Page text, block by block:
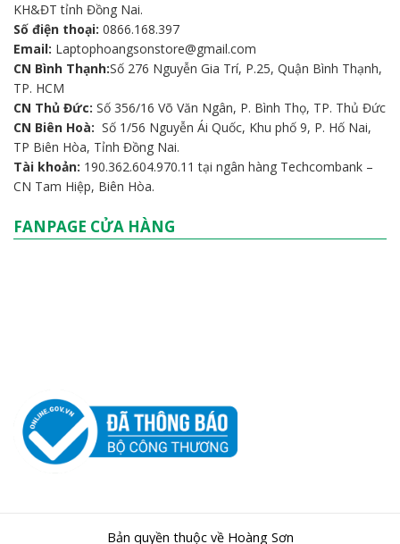
KH&ĐT tỉnh Đồng Nai.
Số điện thoại: 0866.168.397
Email: Laptophoangsonstore@gmail.com
CN Bình Thạnh:Số 276 Nguyễn Gia Trí, P.25, Quận Bình Thạnh,
TP. HCM
CN Thủ Đức: Số 356/16 Võ Văn Ngân, P. Bình Thọ, TP. Thủ Đức
CN Biên Hoà: Số 1/56 Nguyễn Ái Quốc, Khu phố 9, P. Hố Nai,
TP Biên Hòa, Tỉnh Đồng Nai.
Tài khoản: 190.362.604.970.11 tại ngân hàng Techcombank –
CN Tam Hiệp, Biên Hòa.
FANPAGE CỬA HÀNG
Bản quyền thuộc về Hoàng Sơn